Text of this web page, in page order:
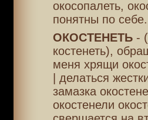
окосопалеть,
понятны по себе.
ОКОСТЕНЕТЬ-
костенеть),
меня хрящи
| делаться
замазка
окостенели